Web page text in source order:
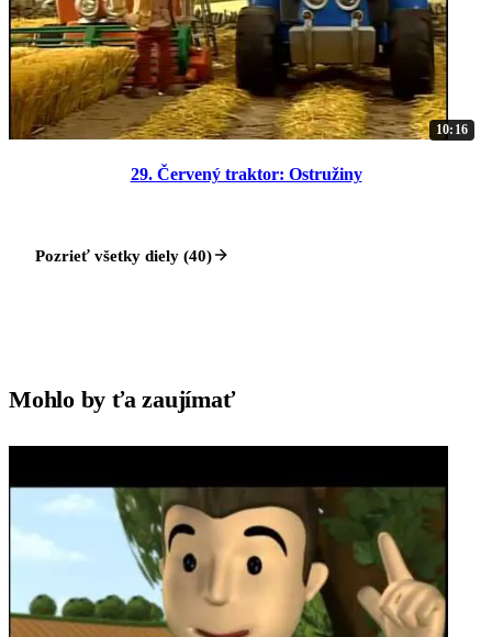
10:16
29. Červený traktor: Ostružiny
Pozrieť všetky diely (40)
Mohlo by ťa zaujímať